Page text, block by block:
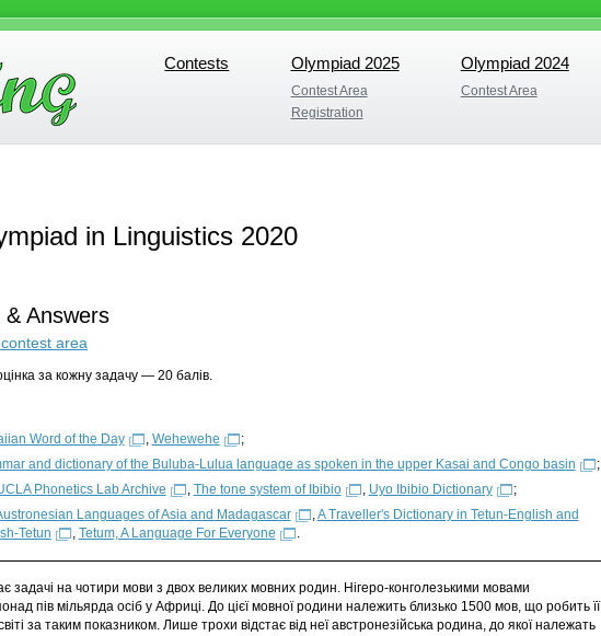
Contests
Contests Olympiad 2025
Olympiad 2025
Contest Area
Contest Area
Registration
Registration
Olympiad 2024
Olympiad 2024
Contest Area
Contest Area
in Linguistics 2020
& Answers
area
за кожну задачу — 20 балів.
Word of the Day , Wehewehe
;
and dictionary of the Buluba-Lulua language as spoken in the upper Kasai and Congo basin
;
Phonetics Lab Archive
, The tone system of Ibibio , Uyo Ibibio Dictionary
;
Languages of Asia and Madagascar
,A Traveller's Dictionary in Tetun-English and
Tetun
, Tetum, A Language For Everyone .
задачі на чотири мови з двох великих мовних родин. Нігеро-конголезькими мовами
пів мільярда осіб у Африці. До цієї мовної родини належить близько 1500 мов, що робить її
за таким показником. Лише трохи відстає від неї австронезійська родина, до якої належать